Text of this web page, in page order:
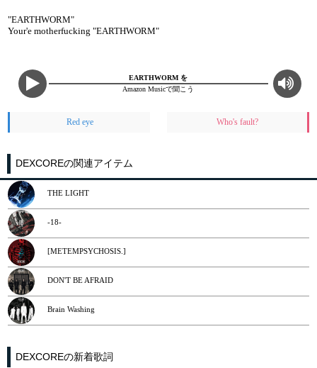
"EARTHWORM"
Your'e motherfucking "EARTHWORM"
EARTHWORM を
Amazon Musicで聞こう
Red eye Who's fault?
DEXCOREの関連アイテム
THE LIGHT
-18-
[METEMPSYCHOSIS.]
DON'T BE AFRAID
Brain Washing
DEXCOREの新着歌詞